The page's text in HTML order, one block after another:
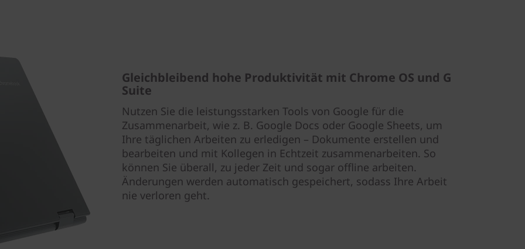
Gleichbleibend hohe Produktivität mit Chrome OS und G
Suite
Nutzen Sie die leistungsstarken Tools von Google für die
Zusammenarbeit, wie z. B. Google Docs oder Google Sheets, um
Ihre täglichen Arbeiten zu erledigen – Dokumente erstellen und
bearbeiten und mit Kollegen in Echtzeit zusammenarbeiten. So
können Sie überall, zu jeder Zeit und sogar offline arbeiten.
Änderungen werden automatisch gespeichert, sodass Ihre Arbeit
nie verloren geht.